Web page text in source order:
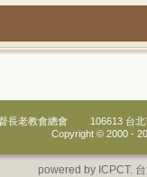
長老教會總會
106613 台
Copyright © 2000 -
powered by ICPCT.